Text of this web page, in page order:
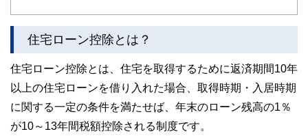
2023年7月PHP研究所より「70歳の現役FPが教える60歳か
らの「働き方」と「お金」の正解」を出版し、好評販売中。
現在、出版を記念して、サマーアロー・コンサルティング
HPで無料FP相談を受け付け中。
早稲田大学卒業後、大手重工業メーカーに勤務、海外向けプ
ラント輸出ビジネスに携わる。今までに訪れた国は35か国を
超え、海外の話題にも明るい。
住宅ローン控除とは？
住宅ローン控除とは、住宅を取得するために返済期間10年
以上の住宅ローンを借り入れた場合、取得時期・入居時期
に関する一定の条件を満たせば、年末のローン残高の1％
が10～13年間税額控除される制度です。